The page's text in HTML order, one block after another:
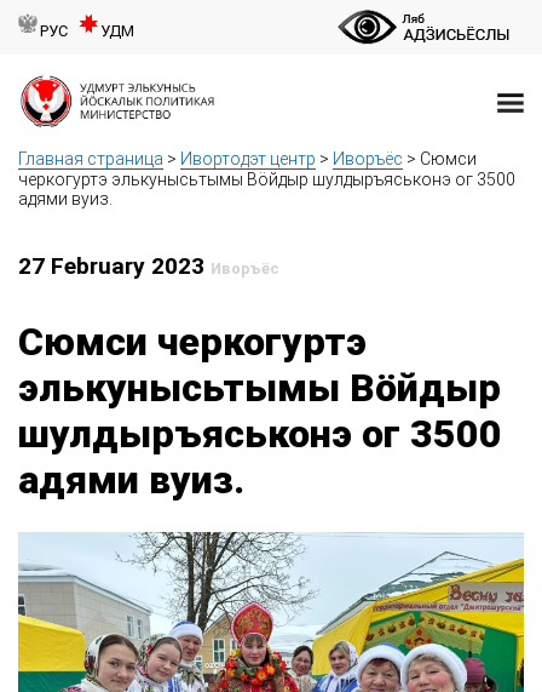
РУС УДМ
Главная страница > Ивортодэт центр > Иворъёс > Сюмси
черкогуртэ элькунысьтымы Вӧйдыр шулдыръяськонэ ог 3500
адями вуиз.
27 February 2023 Иворъёс
Сюмси черкогуртэ
элькунысьтымы Вӧйдыр
шулдыръяськонэ ог 3500
адями вуиз.